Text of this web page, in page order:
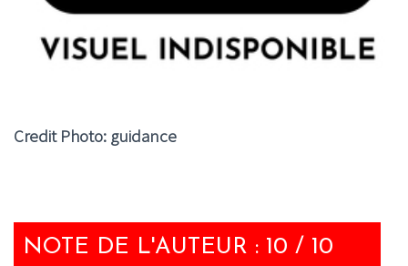
Credit Photo: guidance
NOTE DE L'AUTEUR : 10 / 10